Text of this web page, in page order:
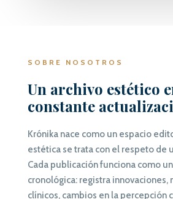
SOBRE NOSOTROS
Un archivo estético
constante
Krónika nace como un espacio
estética se trata con el respeto de
Cada publicación funciona como
cronológica: registra innovaciones,
clínicos, cambios en la percepción